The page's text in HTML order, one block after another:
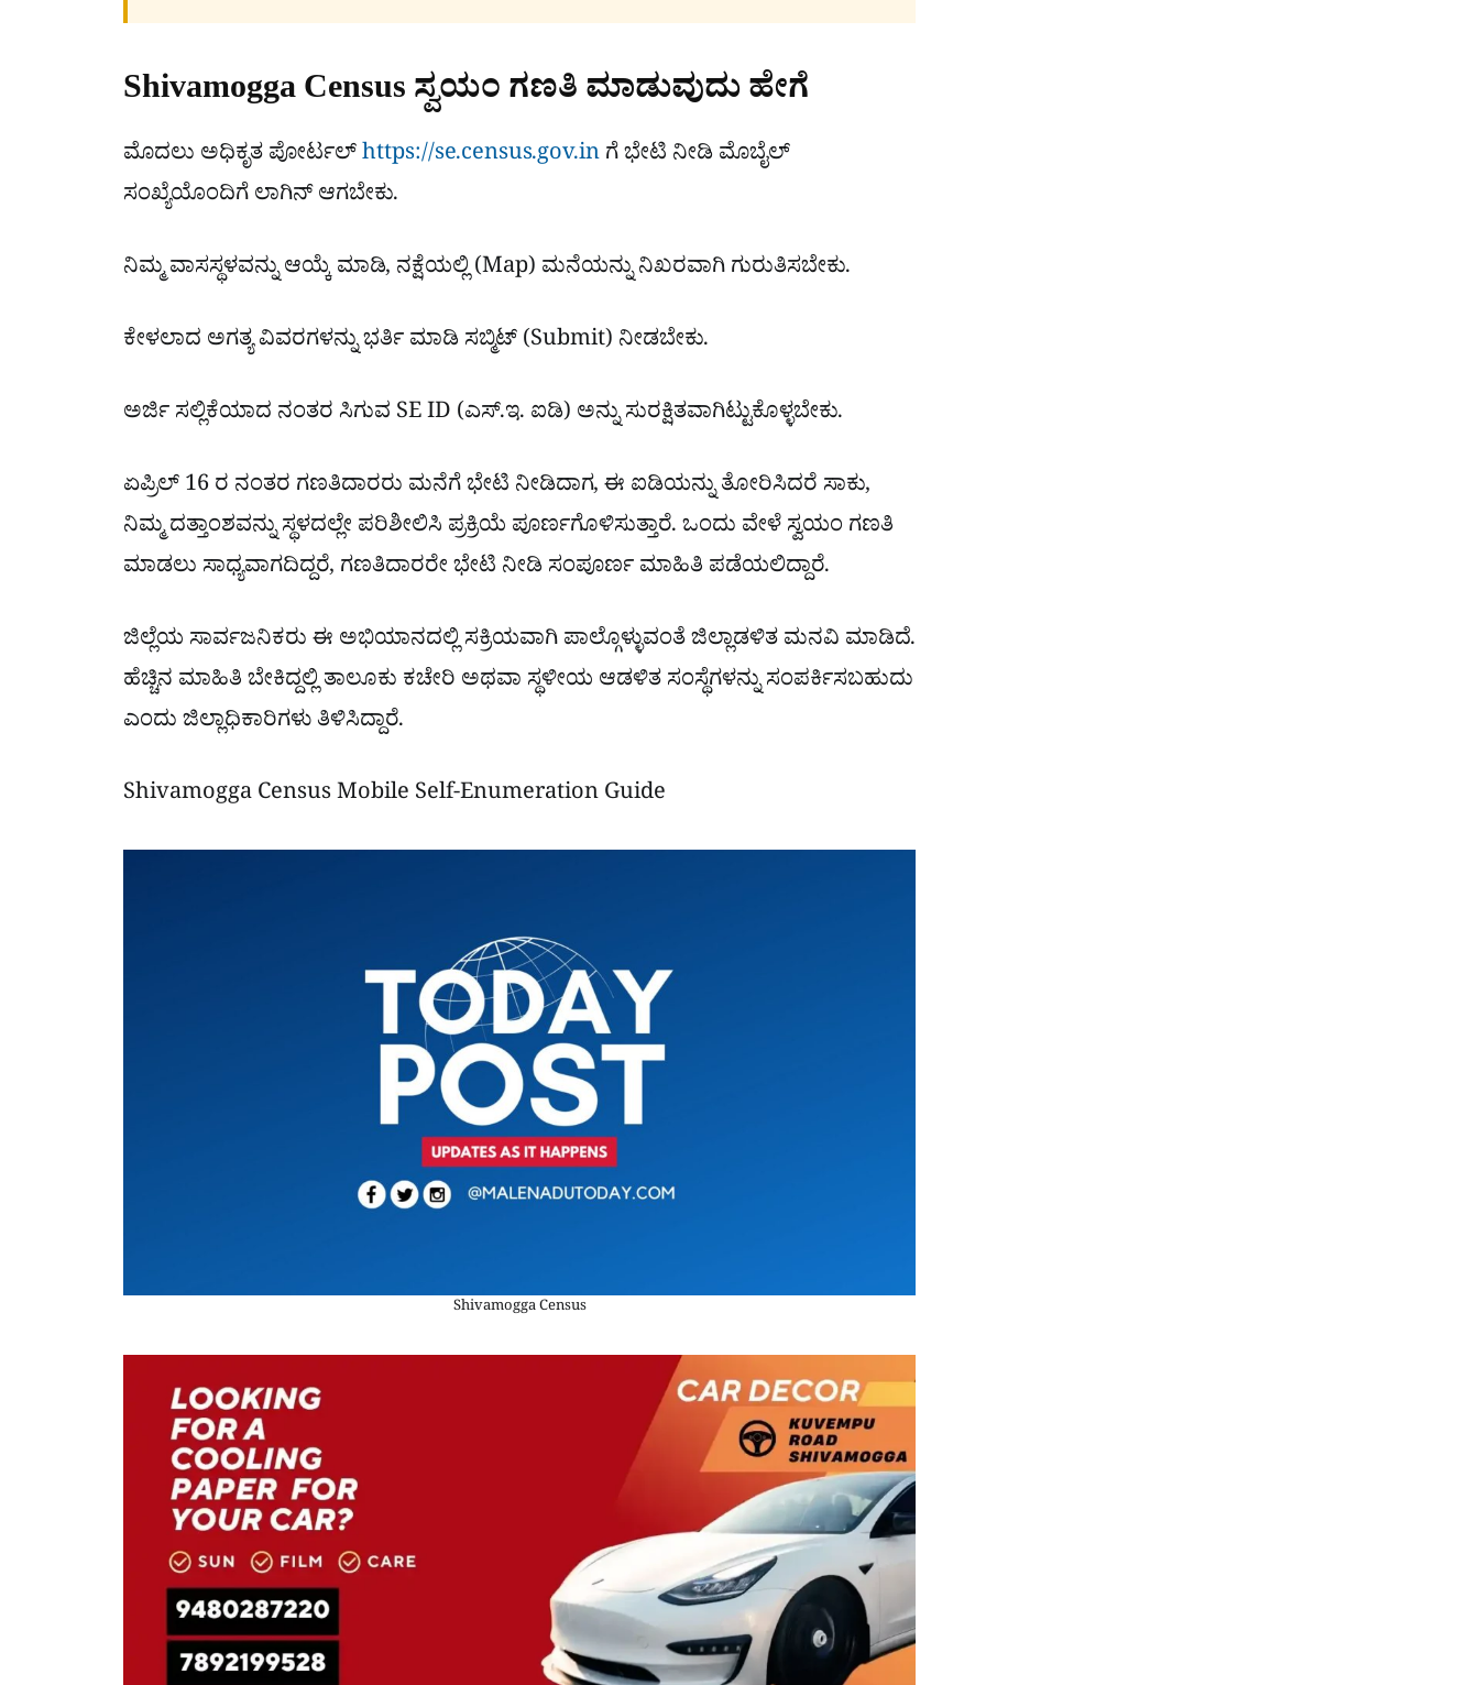
Shivamogga Census ಸ್ವಯಂ ಗಣತಿ ಮಾಡುವುದು ಹೇಗೆ
ಮೊದಲು ಅಧಿಕೃತ ಪೋರ್ಟಲ್https://se.census.gov.inಗೆ ಭೇಟಿ ನೀಡಿ ಮೊಬೈಲ್
ಸಂಖ್ಯೆಯೊಂದಿಗೆ ಲಾಗಿನ್ ಆಗಬೇಕು.
ನಿಮ್ಮ ವಾಸಸ್ಥಳವನ್ನು ಆಯ್ಕೆ ಮಾಡಿ, ನಕ್ಷೆಯಲ್ಲಿ (Map) ಮನೆಯನ್ನು ನಿಖರವಾಗಿ ಗುರುತಿಸಬೇಕು.
ಕೇಳಲಾದ ಅಗತ್ಯ ವಿವರಗಳನ್ನು ಭರ್ತಿ ಮಾಡಿ ಸಬ್ಮಿಟ್ (Submit) ನೀಡಬೇಕು.
ಅರ್ಜಿ ಸಲ್ಲಿಕೆಯಾದ ನಂತರ ಸಿಗುವ SE ID (ಎಸ್.ಇ. ಐಡಿ) ಅನ್ನು ಸುರಕ್ಷಿತವಾಗಿಟ್ಟುಕೊಳ್ಳಬೇಕು.
ಏಪ್ರಿಲ್ 16 ರ ನಂತರ ಗಣತಿದಾರರು ಮನೆಗೆ ಭೇಟಿ ನೀಡಿದಾಗ, ಈ ಐಡಿಯನ್ನು ತೋರಿಸಿದರೆ ಸಾಕು,
ನಿಮ್ಮ ದತ್ತಾಂಶವನ್ನು ಸ್ಥಳದಲ್ಲೇ ಪರಿಶೀಲಿಸಿ ಪ್ರಕ್ರಿಯೆ ಪೂರ್ಣಗೊಳಿಸುತ್ತಾರೆ. ಒಂದು ವೇಳೆ ಸ್ವಯಂ ಗಣತಿ
ಮಾಡಲು ಸಾಧ್ಯವಾಗದಿದ್ದರೆ, ಗಣತಿದಾರರೇ ಭೇಟಿ ನೀಡಿ ಸಂಪೂರ್ಣ ಮಾಹಿತಿ ಪಡೆಯಲಿದ್ದಾರೆ.
ಜಿಲ್ಲೆಯ ಸಾರ್ವಜನಿಕರು ಈ ಅಭಿಯಾನದಲ್ಲಿ ಸಕ್ರಿಯವಾಗಿ ಪಾಲ್ಗೊಳ್ಳುವಂತೆ ಜಿಲ್ಲಾಡಳಿತ ಮನವಿ ಮಾಡಿದೆ.
ಹೆಚ್ಚಿನ ಮಾಹಿತಿ ಬೇಕಿದ್ದಲ್ಲಿ ತಾಲೂಕು ಕಚೇರಿ ಅಥವಾ ಸ್ಥಳೀಯ ಆಡಳಿತ ಸಂಸ್ಥೆಗಳನ್ನು ಸಂಪರ್ಕಿಸಬಹುದು
ಎಂದು ಜಿಲ್ಲಾಧಿಕಾರಿಗಳು ತಿಳಿಸಿದ್ದಾರೆ.
Shivamogga Census Mobile Self-Enumeration Guide
Shivamogga Census